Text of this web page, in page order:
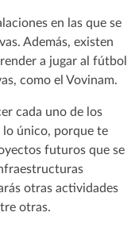
en las que se
Además, existen
a jugar al fútbol
como el Vovinam.
cada uno de los
único, porque te
futuros que se
otras actividades
otras.